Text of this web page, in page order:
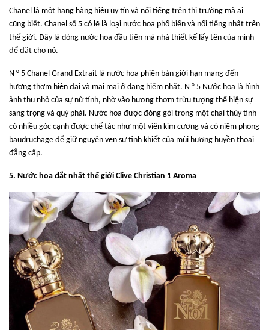
Chanel là một hãng hàng hiệu uy tín và nổi tiếng trên thị trường mà ai
cũng biết. Chanel số 5 có lẽ là loại nước hoa phổ biến và nổi tiếng nhất trên
thế giới. Đây là dòng nước hoa đầu tiên mà nhà thiết kế lấy tên của mình
để đặt cho nó.
N ° 5 Chanel Grand Extrait là nước hoa phiên bản giới hạn mang đến
hương thơm hiện đại và mãi mãi ở dạng hiếm nhất. N ° 5 Nước hoa là hình
ảnh thu nhỏ của sự nữ tính, nhờ vào hương thơm trừu tượng thể hiện sự
sang trọng và quý phái. Nước hoa được đóng gói trong một chai thủy tinh
có nhiều góc cạnh được chế tác như một viên kim cương và có niêm phong
baudruchage để giữ nguyên vẹn sự tinh khiết của mùi hương huyền thoại
đẳng cấp.
5. Nước hoa đắt nhất thế giới Clive Christian 1 Aroma